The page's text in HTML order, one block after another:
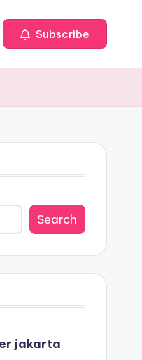
Subscribe
Search
jakarta